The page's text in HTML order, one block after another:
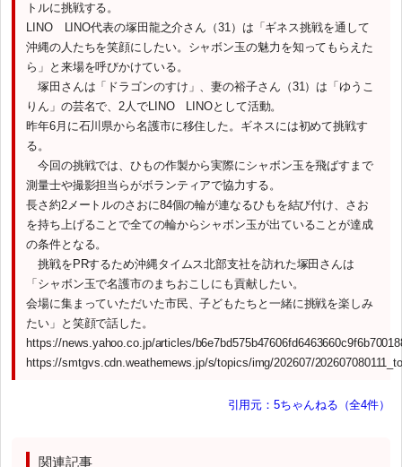
トルに挑戦する。
LINO LINO代表の塚田龍之介さん（31）は「ギネス挑戦を通して
沖縄の人たちを笑顔にしたい。シャボン玉の魅力を知ってもらえた
ら」と来場を呼びかけている。
塚田さんは「ドラゴンのすけ」、妻の裕子さん（31）は「ゆうこ
りん」の芸名で、2人でLINO LINOとして活動。
昨年6月に石川県から名護市に移住した。ギネスには初めて挑戦す
る。
今回の挑戦では、ひもの作製から実際にシャボン玉を飛ばすまで
測量士や撮影担当らがボランティアで協力する。
長さ約2メートルのさおに84個の輪が連なるひもを結び付け、さお
を持ち上げることで全ての輪からシャボン玉が出ていることが達成
の条件となる。
挑戦をPRするため沖縄タイムス北部支社を訪れた塚田さんは
「シャボン玉で名護市のまちおこしにも貢献したい。
会場に集まっていただいた市民、子どもたちと一緒に挑戦を楽しみ
たい」と笑顔で話した。
https://news.yahoo.co.jp/articles/
https://smtgvs.cdn.weathernews.jp/s/topics/img/202607/
引用元：5ちゃんねる（全4件）
関連記事